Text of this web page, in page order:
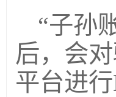
“子孙
后，会
平台进